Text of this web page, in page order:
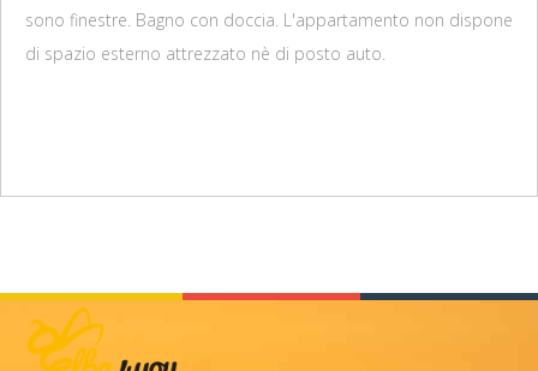
sono finestre. Bagno con doccia. L'appartamento non dispone
di spazio esterno attrezzato nè di posto auto.